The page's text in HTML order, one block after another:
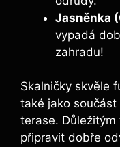
Jasněnka
vypadá
zahradu!
Skalničky skvěle
také jako
terase.
připravit dobře